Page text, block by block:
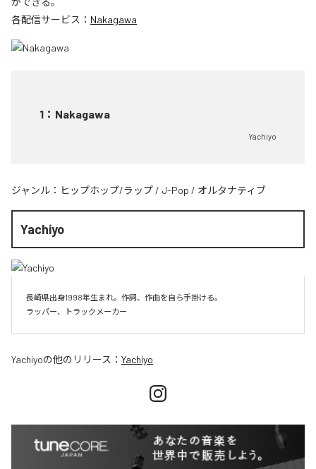
各配信サービス： Nakagawa
1 ： Nakagawa
Yachiyo
ジャンル： ヒップホップ/ラップ / J-Pop / オルタナティブ
Yachiyo
長崎県出身1998年生まれ。作詞、作曲を自ら手掛ける。
Yachiyoの他のリリース： Yachiyo